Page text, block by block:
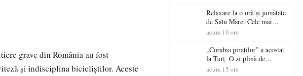
grave din România au fost
și indisciplina bicicliștilor. Aceste
Relaxare la o oră și jumătate
de Satu Mare. Cele mai
spectaculoase piscine
Maramureș, ideale pentru o
escapadă de vară
acum 10 ore
„Corabia piraților” a acostat
la Turț. O zi plină de
aventură și lecții despre
acum 15 ore